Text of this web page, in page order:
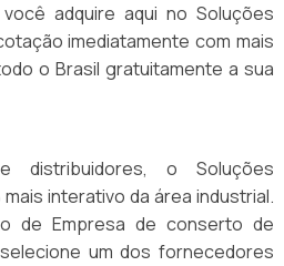
adquire aqui no Soluções
imediatamente com mais
o Brasil gratuitamente a sua
distribuidores, o Soluções
interativo da área industrial.
de Empresa de conserto de
um dos fornecedores